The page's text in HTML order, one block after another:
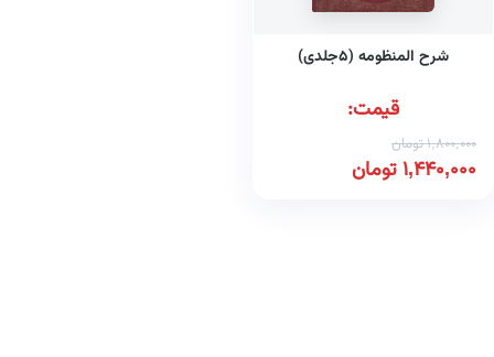
شرح المنظومه (۵جلدی)
قیمت:
1,800,000تومان
1,440,000تومان